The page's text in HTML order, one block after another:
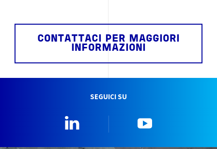
CONTATTACI PER MAGGIORI
INFORMAZIONI
SEGUICI SU